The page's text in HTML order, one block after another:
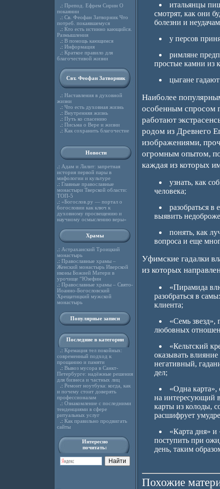
.: Препод. Ефрем Сирин О
покаянии
.: Св. Феофан Затворник Что
потреб. покаявшемуся
.: Кто есть истинно кающийся.
Размышления
.: В помощь кающимся
.: Информация
.: Краткое правило для
благочестивой жизни
Свт. Феофан Затворник
.: Наставления в духовной
жизни
.: Что есть духовная жизнь
.: Внутренняя жизнь
.: Путь ко спасению
.: Письма о Вере и жизни
.: Как сохранить благочестие
Новости
.: Адам и Лилит: запретная
история первой пары в
мифологии и культуре
.: Главные православные
монастыри Тверской области:
ТОП-5
.: «Богослов.ру — портал о
богословии как ключ к
духовному просвещению и
научному осмыслению веры»
Храмы
.: Астраханский Троицкий
монастырь
.: Православные храмы –
Женский монастырь Иверской
иконы Божией Матери в
урочище “Юзефин
.: Православные храмы – Свято-
Иоанно-Богословский
Хрещатицкий мужской
монастырь
Популярные записи
Последние в категории
.: Кремация тел покойных:
современный подход к
прощанию и памяти
.: Вывоз мусора в Санкт-
Петербурге: надёжные решения
для бизнеса и частных лиц
.: Ремонт ноутбука: когда, как
и почему стоит доверять
профессионалам
.: Ознакомление с последними
тенденциями в сфере
ритуальных услуг
.: Как правильно продвигать
сайты
Интересно
почитать:
итальянцы
смотрят, как они
болезни и
у персов
римляне
простые камни из
цыгане
Наиболее
особенным спросом
работают
родом из Древнего
изображениями,
огромным опытом,
каждая из которых
узнать, как
человека;
разобраться
выявить
понять, как
вопроса и еще
Уфимские гадалки
из которых
«Пирамида
разобраться в
клиента;
«Семь звезд»,
любовных
«Кельтский
оказывать влияние
негативный,
дел;
«Одна
на интересующий
карты из колоды,
расшифрует
«Карта дня» и
поступить при
день, таким
Похожие